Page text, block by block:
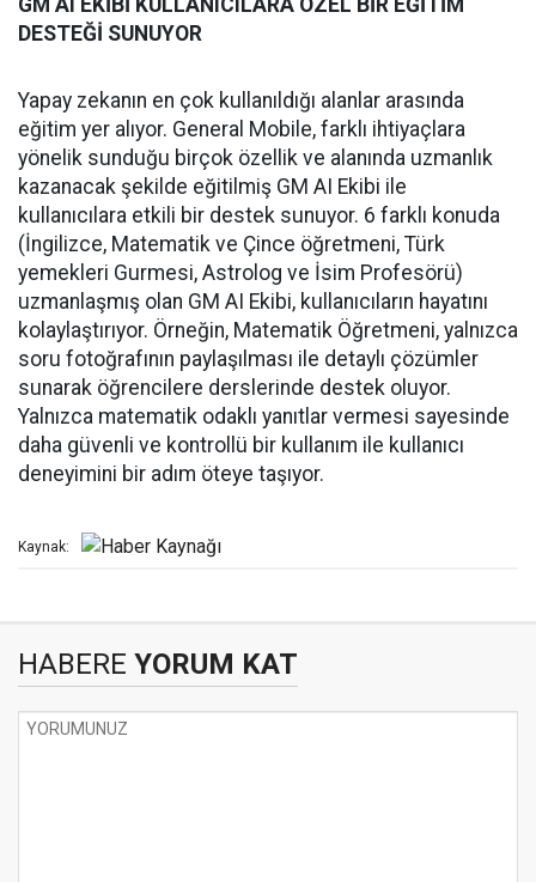
GM AI EKİBİ KULLANICILARA ÖZEL BİR EĞİTİM
DESTEĞİ SUNUYOR
Yapay zekanın en çok kullanıldığı alanlar arasında
eğitim yer alıyor. General Mobile, farklı ihtiyaçlara
yönelik sunduğu birçok özellik ve alanında uzmanlık
kazanacak şekilde eğitilmiş GM AI Ekibi ile
kullanıcılara etkili bir destek sunuyor. 6 farklı konuda
(İngilizce, Matematik ve Çince öğretmeni, Türk
yemekleri Gurmesi, Astrolog ve İsim Profesörü)
uzmanlaşmış olan GM AI Ekibi, kullanıcıların hayatını
kolaylaştırıyor. Örneğin, Matematik Öğretmeni, yalnızca
soru fotoğrafının paylaşılması ile detaylı çözümler
sunarak öğrencilere derslerinde destek oluyor.
Yalnızca matematik odaklı yanıtlar vermesi sayesinde
daha güvenli ve kontrollü bir kullanım ile kullanıcı
deneyimini bir adım öteye taşıyor.
Kaynak:
HABERE YORUM KAT